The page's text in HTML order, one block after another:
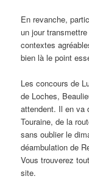
En revanche,
un jour
contextes
bien là le point
Les concours de
de Loches,
attendent. Il en va
Touraine, de la
sans oublier le
déambulation de
Vous trouverez
site.